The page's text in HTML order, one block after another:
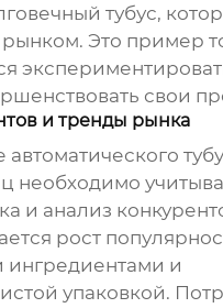
тубус,
Это пример
свои
и тренды рынка
автоматического
необходимо
и анализ
рост
ингредиентами и
упаковкой.